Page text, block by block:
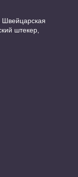
Швейцарская
штекер,